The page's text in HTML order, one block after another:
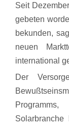
Seit
gebeten
bekunden,
neuen
international
Der